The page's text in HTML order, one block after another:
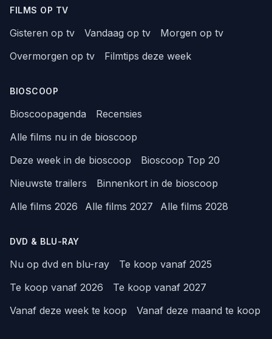
FILMS OP TV
Gisteren op tv Vandaag op tv
Morgen op tv
Overmorgen op tv
Filmtips deze week
BIOSCOOP
Bioscoopagenda
Recensies
Alle films nu in de bioscoop
Deze week in de bioscoop
Bioscoop Top 20
Nieuwste trailers
Binnenkort in de bioscoop
Alle films 2026
Alle films 2027 Alle films 2028
DVD & BLU-RAY
Nu op dvd en blu-ray
Te koop vanaf 2025
Te koop vanaf 2026
Te koop vanaf 2027
Vanaf deze week te koop
Vanaf deze maand te koop